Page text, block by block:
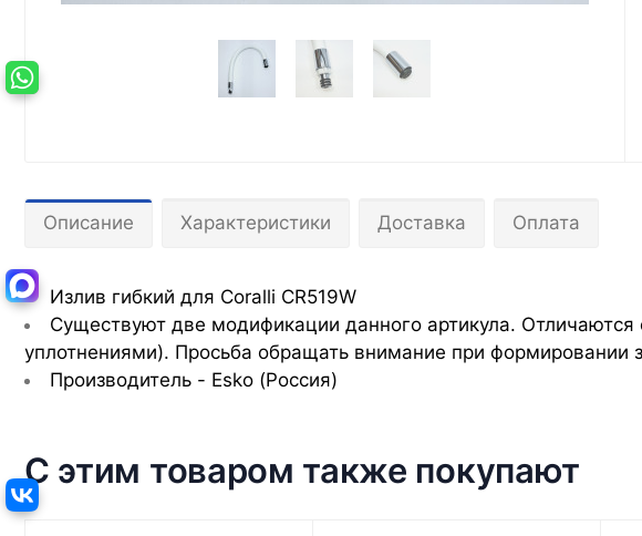
Описание Характеристики Доставка Оплата
Излив гибкий для Coralli CR519W
Существуют две модификации данного артикула.
уплотнениями). Просьба обращать внимание при формировании
Производитель - Esko (Россия)
С этим товаром также покупают